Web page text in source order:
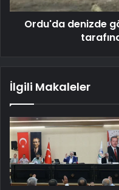
Ordu'da denizde
İlgili Makaleler